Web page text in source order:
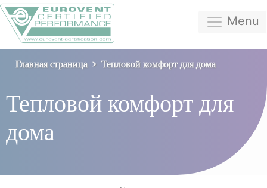
Menu
Главная страница Тепловой комфорт для дома
Тепловой комфорт для
дома